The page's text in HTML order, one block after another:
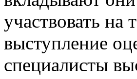
участвовать на
выступление
специалисты